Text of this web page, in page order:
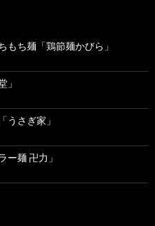
もち麺「鶏節麺かびら」
」
うさぎ家」
ー麺 卍力」